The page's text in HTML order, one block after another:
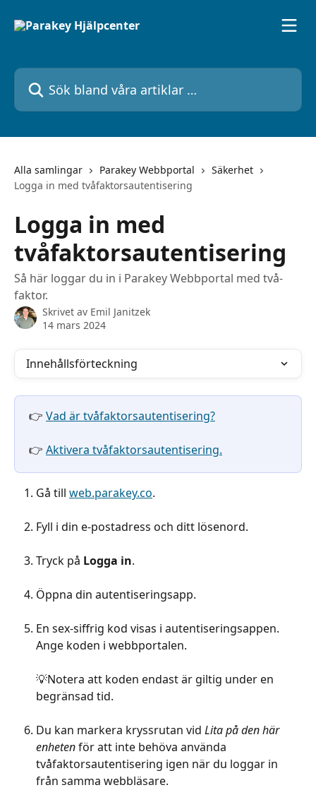
Sök bland våra artiklar …
Alla samlingar Parakey Webbportal
Säkerhet
Logga in med tvåfaktorsautentisering
Logga in med
tvåfaktorsautentisering
Så här loggar du in i Parakey Webbportal med två-
faktor.
Skrivet av Emil Janitzek
14 mars 2024
Innehållsförteckning
👉 Vad är tvåfaktorsautentisering?
👉 Aktivera tvåfaktorsautentisering.
Gå till web.parakey.co.
Fyll i din e-postadress och ditt lösenord.
Tryck på Logga in.
Öppna din autentiseringsapp.
En sex-siffrig kod visas i autentiseringsappen.
Ange koden i webbportalen.
💡Notera att koden endast är giltig under en
begränsad tid.
Du kan markera kryssrutan vid Lita på den här
enheten för att inte behöva använda
tvåfaktorsautentisering igen när du loggar in
från samma webbläsare.